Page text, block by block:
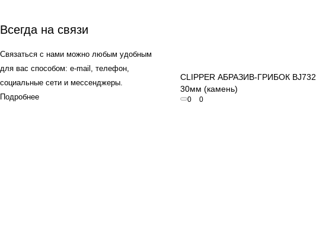
CLIPPER АБРАЗИВ-ГРИБОК BJ732
30мм (камень)
0 0
Всегда на связи
Связаться с нами можно любым удобным
для вас способом: e-mail, телефон,
социальные сети и мессенджеры.
Подробнее